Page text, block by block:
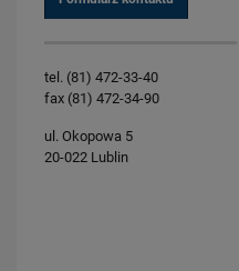
tel. (81) 472-33-40
fax (81) 472-34-90
ul. Okopowa 5
20-022 Lublin